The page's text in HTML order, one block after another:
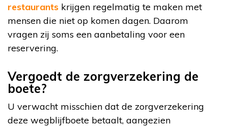
restaurants krijgen regelmatig te maken met
mensen die niet op komen dagen. Daarom
vragen zij soms een aanbetaling voor een
reservering.
Vergoedt de zorgverzekering de
boete?
U verwacht misschien dat de zorgverzekering
deze wegblijfboete betaalt, aangezien